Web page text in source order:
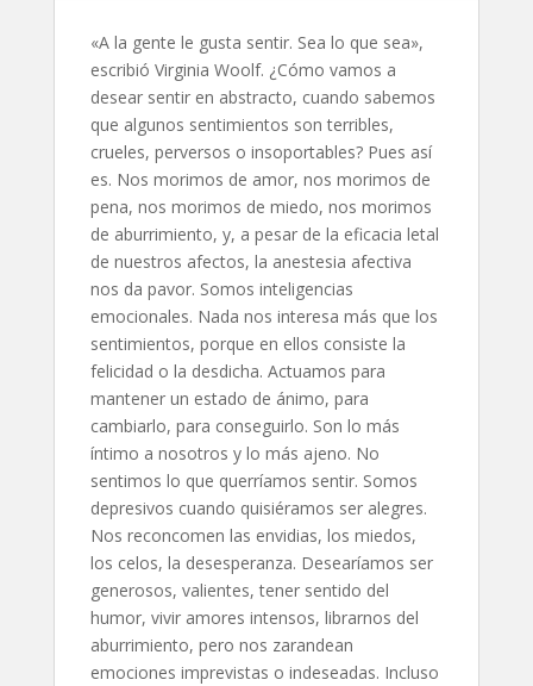
«A la gente le gusta sentir. Sea lo que sea»,
escribió Virginia Woolf. ¿Cómo vamos a
desear sentir en abstracto, cuando sabemos
que algunos sentimientos son terribles,
crueles, perversos o insoportables? Pues así
es. Nos morimos de amor, nos morimos de
pena, nos morimos de miedo, nos morimos
de aburrimiento, y, a pesar de la eficacia letal
de nuestros afectos, la anestesia afectiva
nos da pavor. Somos inteligencias
emocionales. Nada nos interesa más que los
sentimientos, porque en ellos consiste la
felicidad o la desdicha. Actuamos para
mantener un estado de ánimo, para
cambiarlo, para conseguirlo. Son lo más
íntimo a nosotros y lo más ajeno. No
sentimos lo que querríamos sentir. Somos
depresivos cuando quisiéramos ser alegres.
Nos reconcomen las envidias, los miedos,
los celos, la desesperanza. Desearíamos ser
generosos, valientes, tener sentido del
humor, vivir amores intensos, librarnos del
aburrimiento, pero nos zarandean
emociones imprevistas o indeseadas. Incluso